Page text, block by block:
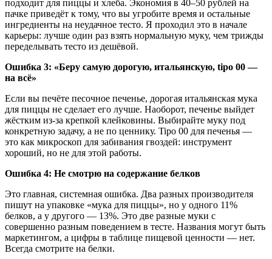
подходит для пиццы и хлеба. Экономия в 40–50 рублей на
пачке приведёт к тому, что вы угробите время и остальные
ингредиенты на неудачное тесто. Я проходил это в начале
карьеры: лучше один раз взять нормальную муку, чем трижды
переделывать тесто из дешёвой.
Ошибка 3: «Беру самую дорогую, итальянскую, tipo 00 —
на всё»
Если вы печёте песочное печенье, дорогая итальянская мука
для пиццы не сделает его лучше. Наоборот, печенье выйдет
жёстким из-за крепкой клейковины. Выбирайте муку под
конкретную задачу, а не по ценнику. Tipo 00 для печенья —
это как микроскоп для забивания гвоздей: инструмент
хороший, но не для этой работы.
Ошибка 4: Не смотрю на содержание белков
Это главная, системная ошибка. Два разных производителя
пишут на упаковке «мука для пиццы», но у одного 11%
белков, а у другого — 13%. Это две разные муки с
совершенно разным поведением в тесте. Названия могут быть
маркетингом, а цифры в таблице пищевой ценности — нет.
Всегда смотрите на белки.